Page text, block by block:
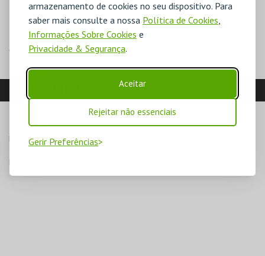
armazenamento de cookies no seu dispositivo. Para
saber mais consulte a nossa Política de Cookies,
Informações Sobre Cookies e
Privacidade & Segurança.
Aceitar
Rejeitar não essenciais
Gerir Preferências
Passe Ciclo David Lynch (válido apenas para as sessões Ciclo
David Lynch, 1 bilhete por sessão) – 42,56€
Passe Ciclo Martin Scorsese (válido apenas para as sessões
Ciclo Martin Scorsese, 1 bilhete por sessão) – 42,56€
MORADA
Parque Mayer
Direcções para Capitólio.